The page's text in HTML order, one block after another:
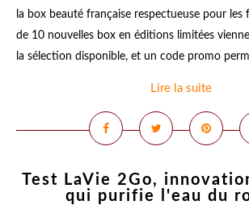
la box beauté française respectueuse pour les
de 10 nouvelles box en éditions limitées
la sélection disponible, et un code promo
Lire la suite
Test LaVie 2Go,
qui purifie l'eau du